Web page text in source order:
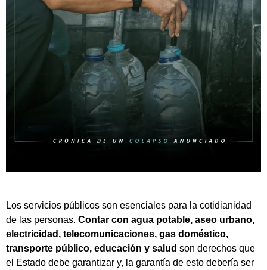
Los servicios públicos son esenciales para la cotidianidad
de las personas. Contar con agua potable, aseo urbano,
electricidad, telecomunicaciones, gas doméstico,
transporte público, educación y salud son derechos que
el Estado debe garantizar y, la garantía de esto debería ser